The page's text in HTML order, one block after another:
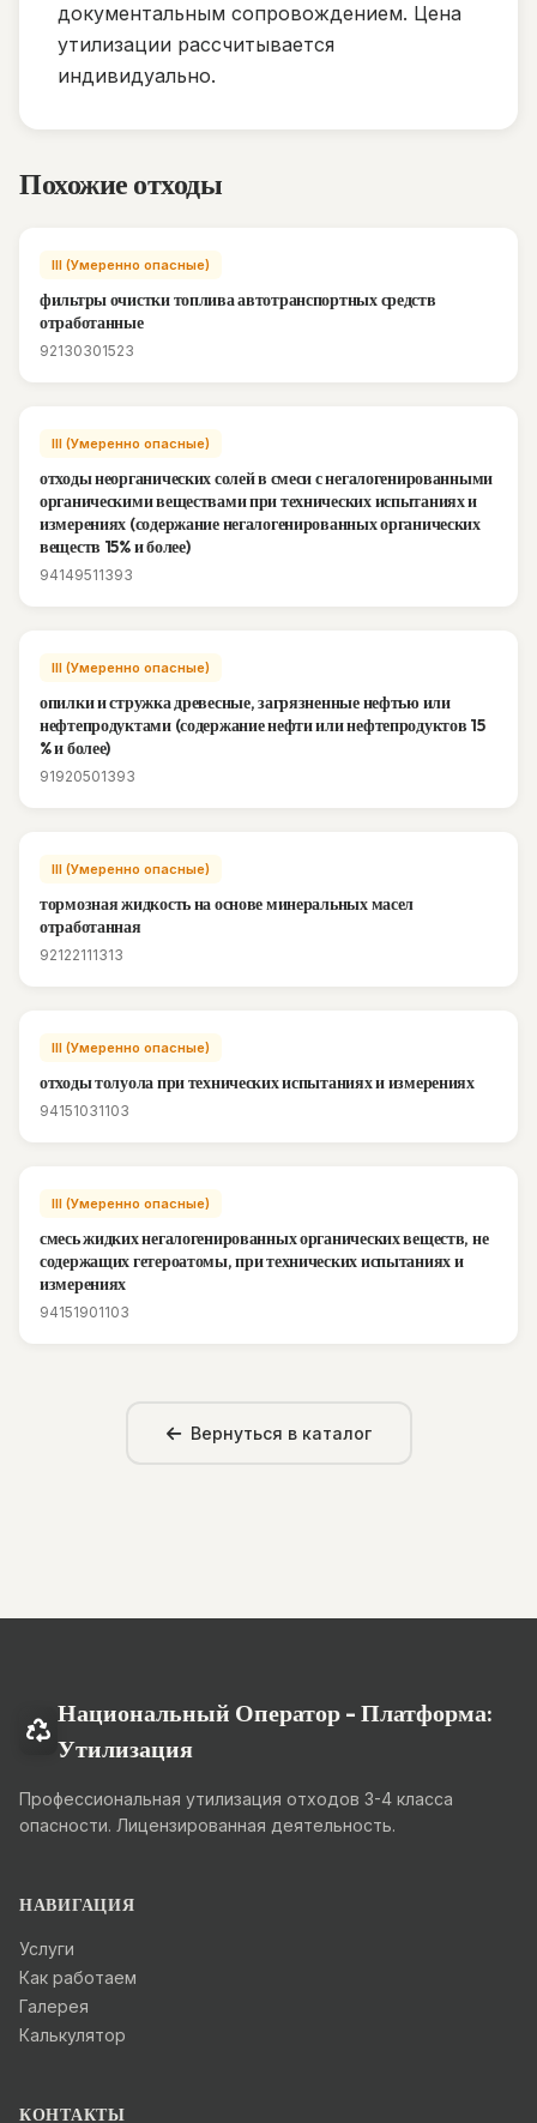
документальным сопровождением. Цена
утилизации рассчитывается
индивидуально.
Похожие отходы
III (Умеренно опасные)
фильтры очистки топлива автотранспортных средств
отработанные
92130301523
III (Умеренно опасные)
отходы неорганических солей в смеси с негалогенированными
органическими веществами при технических испытаниях и
измерениях (содержание негалогенированных органических
веществ 15% и более)
94149511393
III (Умеренно опасные)
опилки и стружка древесные, загрязненные нефтью или
нефтепродуктами (содержание нефти или нефтепродуктов 15
% и более)
91920501393
III (Умеренно опасные)
тормозная жидкость на основе минеральных масел
отработанная
92122111313
III (Умеренно опасные)
отходы толуола при технических испытаниях и измерениях
94151031103
III (Умеренно опасные)
смесь жидких негалогенированных органических веществ, не
содержащих гетероатомы, при технических испытаниях и
измерениях
94151901103
Вернуться в каталог
Национальный Оператор - Платформа:
Утилизация
Профессиональная утилизация отходов 3-4 класса
опасности. Лицензированная деятельность.
НАВИГАЦИЯ
Услуги
Как работаем
Галерея
Калькулятор
КОНТАКТЫ